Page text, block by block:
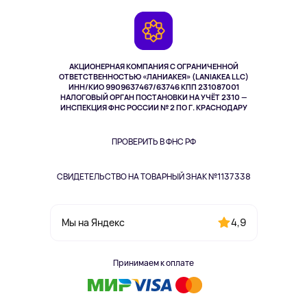
АКЦИОНЕРНАЯ КОМПАНИЯ С ОГРАНИЧЕННОЙ
ОТВЕТСТВЕННОСТЬЮ «ЛАНИАКЕЯ» (LANIAKEA LLC)
ИНН/КИО 9909637467/63746 КПП 231087001
НАЛОГОВЫЙ ОРГАН ПОСТАНОВКИ НА УЧЁТ 2310 —
ИНСПЕКЦИЯ ФНС РОССИИ № 2 ПО Г. КРАСНОДАРУ
ПРОВЕРИТЬ В ФНС РФ
СВИДЕТЕЛЬСТВО НА ТОВАРНЫЙ ЗНАК №1137338
Мы на Яндекс 4,9
Принимаем к оплате
Здоровье питомцев
Одежда и аксессуары